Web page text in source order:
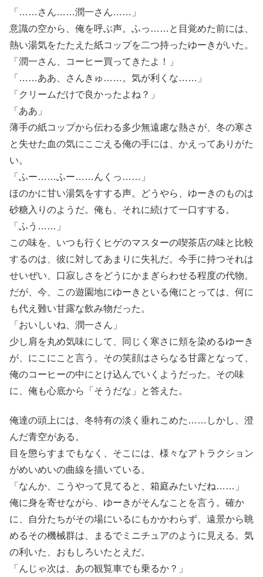
「……さん……潤一さん……」
意識の空から、俺を呼ぶ声。ふっ……と目覚めた前には、
熱い湯気をたたえた紙コップを二つ持ったゆーきがいた。
「潤一さん、コーヒー買ってきたよ！」
「……ああ、さんきゅ……。気が利くな……」
「クリームだけで良かったよね？」
「ああ」
薄手の紙コップから伝わる多少無遠慮な熱さが、冬の寒さ
と失せた血の気にこごえる俺の手には、かえってありがた
い。
「ふー……ふー……んくっ……」
ほのかに甘い湯気をすする声。どうやら、ゆーきのものは
砂糖入りのようだ。俺も、それに続けて一口すする。
「ふう……」
この味を、いつも行くヒゲのマスターの喫茶店の味と比較
するのは、彼に対してあまりに失礼だ。今手に持つそれは
せいぜい、口寂しさをどうにかまぎらわせる程度の代物。
だが、今、この遊園地にゆーきといる俺にとっては、何に
も代え難い甘露な飲み物だった。
「おいしいね、潤一さん」
少し肩を丸め気味にして、同じく寒さに頬を染めるゆーき
が、にこにこと言う。その笑顔はさらなる甘露となって、
俺のコーヒーの中にとけ込んでいくようだった。その味
に、俺も心底から「そうだな」と答えた。
俺達の頭上には、冬特有の淡く垂れこめた……しかし、澄
んだ青空がある。
目を懲らすまでもなく、そこには、様々なアトラクション
がめいめいの曲線を描いている。
「なんか、こうやって見てると、箱庭みたいだね……」
俺に身を寄せながら、ゆーきがそんなことを言う。確か
に、自分たちがその場にいるにもかかわらず、遠景から眺
めるその機械群は、まるでミニチュアのように見える。気
の利いた、おもしろいたとえだ。
「んじゃ次は、あの観覧車でも乗るか？」